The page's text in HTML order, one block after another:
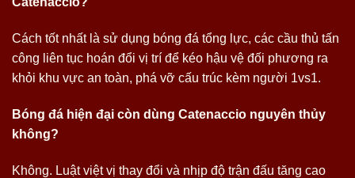
Cách tốt nhất là sử dụng bóng đá tổng lực, các cầu thủ tấn
công liên tục hoán đổi vị trí để kéo hậu vệ đối phương ra
khỏi khu vực an toàn, phá vỡ cấu trúc kèm người 1vs1.
Bóng đá hiện đại còn dùng Catenaccio nguyên thủy
không?
Không. Luật việt vị thay đổi và nhịp độ trận đấu tăng cao